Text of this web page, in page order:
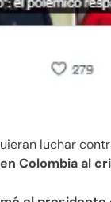
luchar
Colombia al